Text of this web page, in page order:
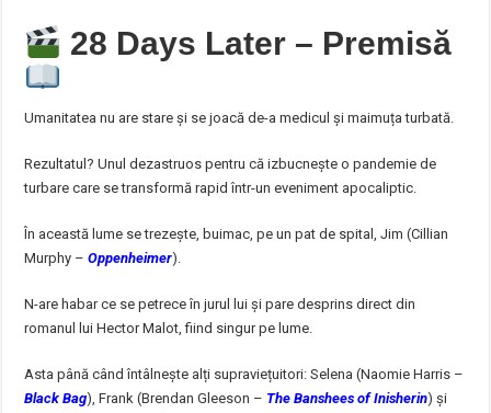
28 Days Later – Premisă
Umanitatea nu are stare și se joacă de-a medicul și maimuța turbată.
Rezultatul? Unul dezastruos pentru că izbucnește o pandemie de
turbare care se transformă rapid într-un eveniment apocaliptic.
În această lume se trezește, buimac, pe un pat de spital, Jim (Cillian
Murphy –Oppenheimer).
N-are habar ce se petrece în jurul lui și pare desprins direct din
romanul lui Hector Malot, fiind singur pe lume.
Asta până când întâlnește alți supraviețuitori: Selena (Naomie Harris –
Black Bag), Frank (Brendan Gleeson – The Banshees of Inisherin) și